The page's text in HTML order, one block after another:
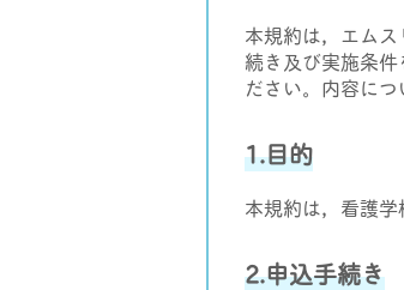
本規約は，エム
続き及び実施条
ださい。内容に
1.目的
本規約は，看護
2.申込手続き